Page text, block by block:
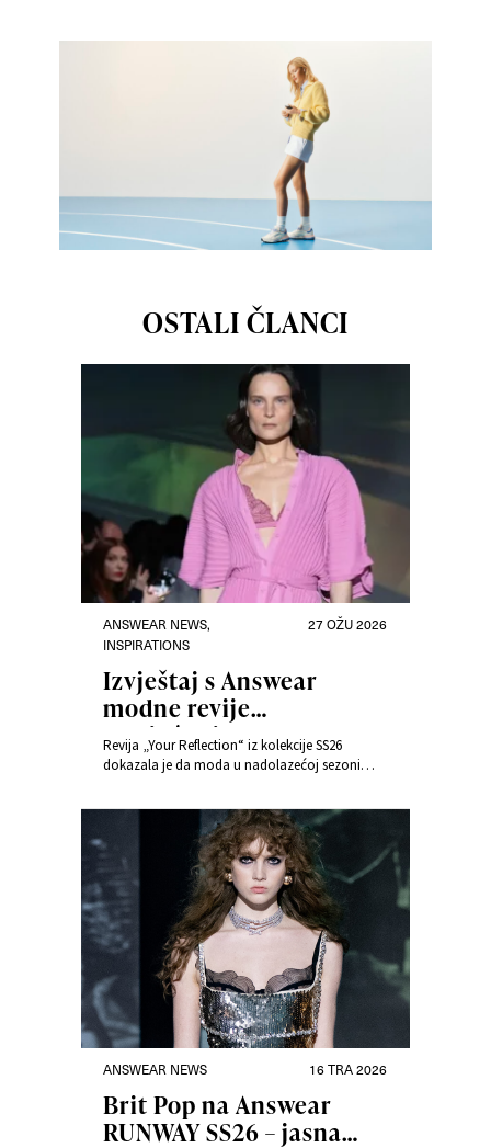
OSTALI ČLANCI
ANSWEAR NEWS,
INSPIRATIONS
27 OŽU 2026
Izvještaj s Answear
modne revije
proljeće/ljeto 2026 –
Moda u ogledalu emocija
Revija „Your Reflection“ iz kolekcije SS26
dokazala je da moda u nadolazećoj sezoni
naracija prožeta emocijama, umjetnošću i
tehnologijom. U varšavskoj Fabryci Norblina
vidjeli smo smjer razvoja suvremenog stila.
ANSWEAR NEWS 16 TRA 2026
Brit Pop na Answear
RUNWAY SS26 – jasna